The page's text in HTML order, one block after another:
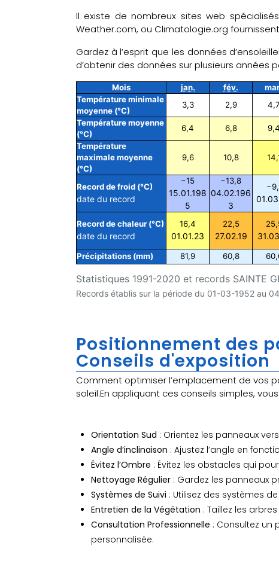
Il existe de nombreux sites web
Weather.com, ou Climatologie.org
Gardez à l’esprit que les données
d’obtenir des données sur plusieurs années
Statistiques 1991-2020 et records SAINTE
Records établis sur la période du 01-03-1952 au
Mois jan. fév.
Température minimale
moyenne (°C)
3,3 2,9 4,7
Température moyenne
(°C)
6,4 6,8 9,4
Température
maximale moyenne
(°C)
9,6 10,8
Record de froid (°C)
date du record
−15
15.01.198
5
−13,8
04.02.196
3
Record de chaleur (°C)
date du record
16,4
01.01.23
22,5
27.02.19
Précipitations (mm) 81,9 60,8
Positionnement des
Conseils d'exposition
Comment optimiser l’emplacement de vos
soleil.En appliquant ces conseils simples,
Orientation Sud : Orientez les panneaux
Angle d’inclinaison : Ajustez l’angle en
Évitez l’Ombre : Évitez les obstacles qui
Nettoyage Régulier : Gardez les panneaux
Systèmes de Suivi : Utilisez des systèmes
Entretien de la Végétation : Taillez les
Consultation Professionnelle : Consultez un
personnalisée.